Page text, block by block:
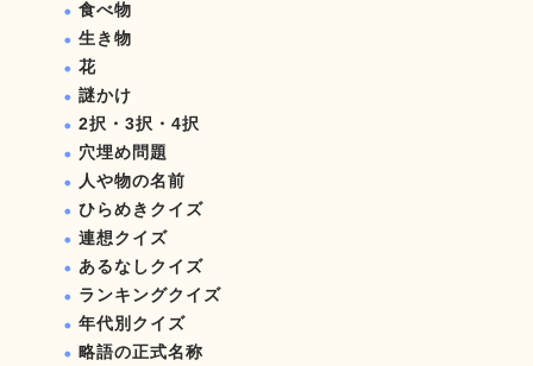
食べ物
生き物
花
謎かけ
2択・3択・4択
穴埋め問題
人や物の名前
ひらめきクイズ
連想クイズ
あるなしクイズ
ランキングクイズ
年代別クイズ
略語の正式名称